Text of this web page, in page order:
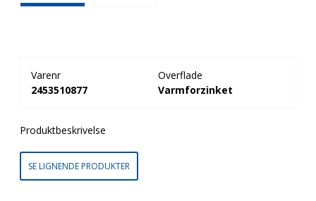
Varenr
2453510877
Overflade
Varmforzinket
Produktbeskrivelse
SE LIGNENDE PRODUKTER